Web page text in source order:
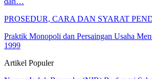
PROSEDUR, CARA DAN SYARAT
Praktik Monopoli dan Persaingan Usaha
1999
Artikel Populer